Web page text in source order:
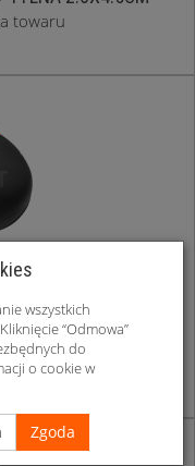
towaru
wszystkich
“Odmowa”
do
o cookie w
Zgoda